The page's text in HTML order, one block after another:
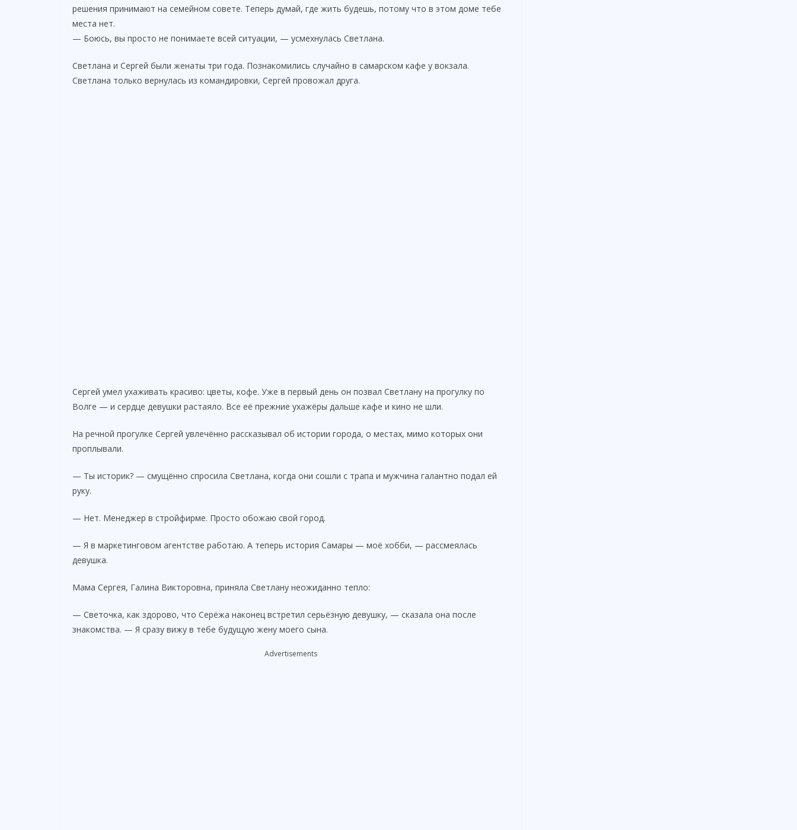
решения принимают на семейном совете. Теперь думай, где жить будешь, потому что в этом доме тебе
места нет.
— Боюсь, вы просто не понимаете всей ситуации, — усмехнулась Светлана.
Светлана и Сергей были женаты три года. Познакомились случайно в самарском кафе у вокзала.
Светлана только вернулась из командировки, Сергей провожал друга.
Сергей умел ухаживать красиво: цветы, кофе. Уже в первый день он позвал Светлану на прогулку по
Волге — и сердце девушки растаяло. Все её прежние ухажёры дальше кафе и кино не шли.
На речной прогулке Сергей увлечённо рассказывал об истории города, о местах, мимо которых они
проплывали.
— Ты историк? — смущённо спросила Светлана, когда они сошли с трапа и мужчина галантно подал ей
руку.
— Нет. Менеджер в стройфирме. Просто обожаю свой город.
— Я в маркетинговом агентстве работаю. А теперь история Самары — моё хобби, — рассмеялась
девушка.
Мама Сергея, Галина Викторовна, приняла Светлану неожиданно тепло:
— Светочка, как здорово, что Серёжа наконец встретил серьёзную девушку, — сказала она после
знакомства. — Я сразу вижу в тебе будущую жену моего сына.
Advertisements